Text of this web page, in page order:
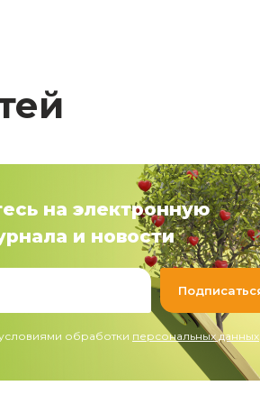
на электронную
и новости
обработки персональных данных